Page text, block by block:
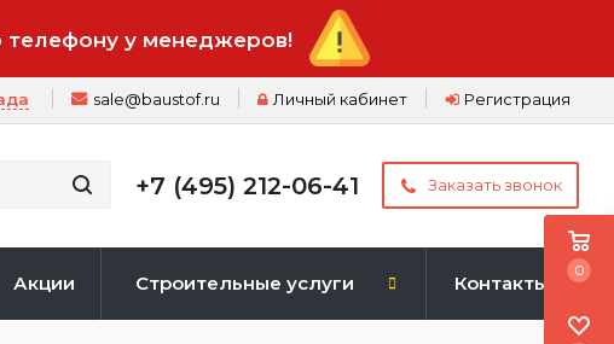
телефону у менеджеров!
Регистрация
Личный кабинет
sale@baustof.ru
+7 (495) 212-06-41 Заказать звонок
Акции Строительные услуги Контакты
0